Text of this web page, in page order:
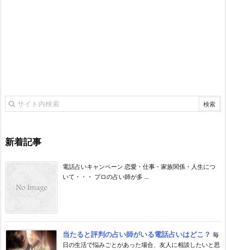
新着記事
電話占いキャンペーン 恋愛・仕事・家族関係・人生につ
いて・・・ プロの占い師が多 ...
当たると評判の占い師がいる電話占いはどこ？ 毎
日の生活で悩みごとがあった場合、友人に相談したいと思